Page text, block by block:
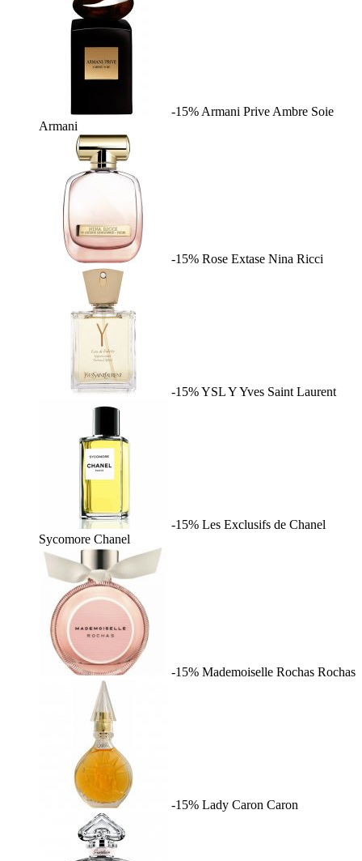
-15% Armani Prive Ambre Soie
Armani
-15% Rose Extase Nina Ricci
-15%YSL YYves Saint Laurent
-15% Les Exclusifs de Chanel
Sycomore Chanel
-15% Mademoiselle Rochas Rochas
-15% Lady Caron Caron